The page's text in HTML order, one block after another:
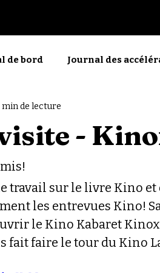
de bord Journal des
menu La manifestante
-
min de lecture
travail sur le livre Kino
les entrevues Kino!
le Kino Kabaret
fait faire le tour du Kino